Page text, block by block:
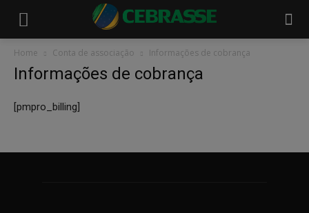
Home Conta de associação Informações de cobrança
Informações de cobrança
[pmpro_billing]